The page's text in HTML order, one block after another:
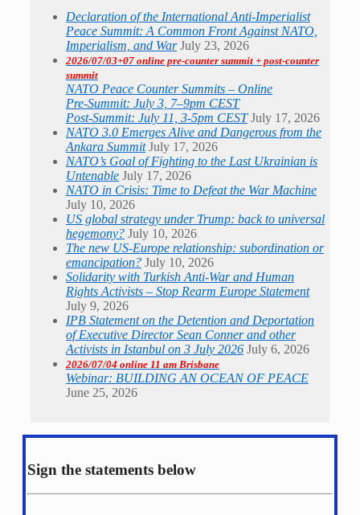
Declaration of the International Anti-Imperialist
Peace Summit: A Common Front Against NATO,
Imperialism, and War July 23, 2026
2026/07/03+07 online pre-counter summit + post-counter
summit
NATO Peace Counter Summits – Online
Pre-Summit: July 3, 7–9pm CEST
Post-Summit: July 11, 3-5pm CEST July 17, 2026
NATO 3.0 Emerges Alive and Dangerous from the
Ankara Summit July 17, 2026
NATO’s Goal of Fighting to the Last Ukrainian is
Untenable July 17, 2026
NATO in Crisis: Time to Defeat the War Machine
July 10, 2026
US global strategy under Trump: back to universal
hegemony? July 10, 2026
The new US-Europe relationship: subordination or
emancipation? July 10, 2026
Solidarity with Turkish Anti-War and Human
Rights Activists – Stop Rearm Europe Statement
July 9, 2026
IPB Statement on the Detention and Deportation
of Executive Director Sean Conner and other
Activists in Istanbul on 3 July 2026 July 6, 2026
2026/07/04 online 11 am Brisbane
Webinar: BUILDING AN OCEAN OF PEACE
June 25, 2026
Sign the statements below